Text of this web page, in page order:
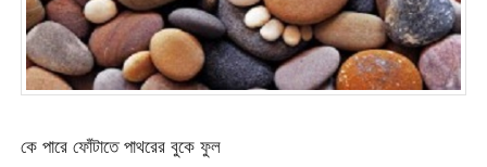
কে পারে ফোঁটাতে পাথরের বুকে ফুল